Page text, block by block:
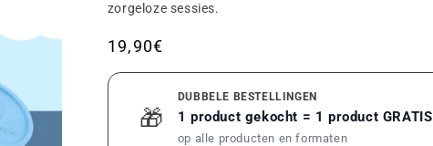
zorgeloze sessies.
Gebruikelijke
prijs
19,90€
🎁
DUBBELE BESTELLINGEN
1 product gekocht = 1 product GRATIS
op alle producten en formaten